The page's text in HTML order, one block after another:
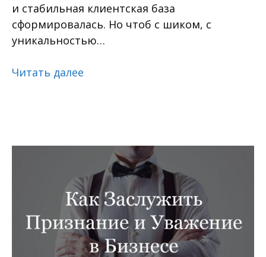
и стабильная клиентская база
сформировалась. Но чтоб с шиком, с
уникальностью…
Читать далее